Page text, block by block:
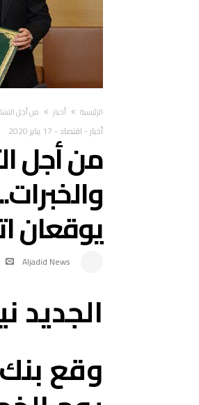
‫الرئيسية‬ أخبار من أجل
أخبار- اقتصاد- 17 يناير 2020
من أجل
يوقعان
Aljadid News
الجديد
وقع